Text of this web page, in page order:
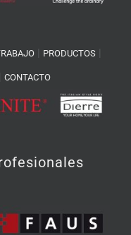
| PRODUCTOS |
CONTACTO